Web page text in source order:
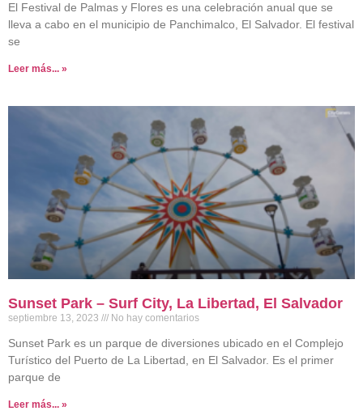
El Festival de Palmas y Flores es una celebración anual que se
lleva a cabo en el municipio de Panchimalco, El Salvador. El festival
se
Leer más... »
Sunset Park – Surf City, La Libertad, El Salvador
septiembre 13, 2023 No hay comentarios
Sunset Park es un parque de diversiones ubicado en el Complejo
Turístico del Puerto de La Libertad, en El Salvador. Es el primer
parque de
Leer más... »